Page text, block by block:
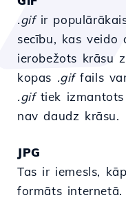
.gifir
secību, kas veido
ierobežots krāsu
kopas .giffails
.giftiek izmantots
nav daudz krāsu.
JPG
Tas ir iemesls,
formāts